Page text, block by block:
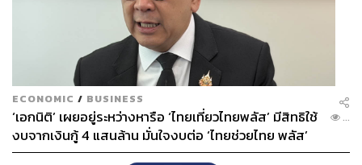
ECONOMIC / BUSINESS
‘เอกนิติ’ เผยอยู่ระหว่างหารือ ‘ไทยเที่ยวไทยพลัส’ มีสิทธิใช้
งบจากเงินกู้ 4 แสนล้าน มั่นใจงบต่อ ‘ไทยช่วยไทย พลัส’
เฟส 2 มีเพียงพอ
...